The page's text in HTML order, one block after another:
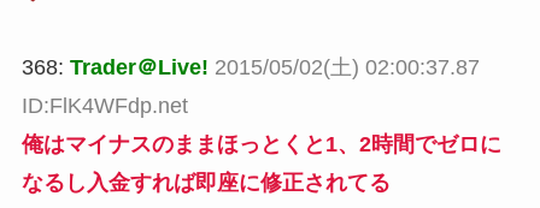
368: Trader＠Live! 2015/05/02(土) 02:00:37.87
ID:FlK4WFdp.net
俺はマイナスのままほっとくと1、2時間でゼロに
なるし入金すれば即座に修正されてる